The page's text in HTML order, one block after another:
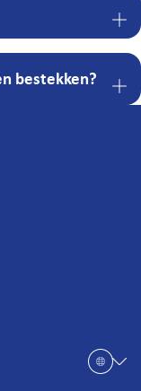
bestekken?